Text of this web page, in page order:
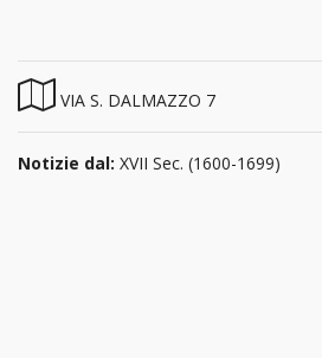
VIA S. DALMAZZO 7
Notizie dal: XVII Sec. (1600-1699)